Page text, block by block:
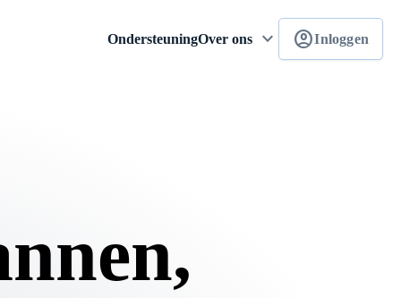
OndersteuningOver ons keyboard_arrow_down account_circleInloggen